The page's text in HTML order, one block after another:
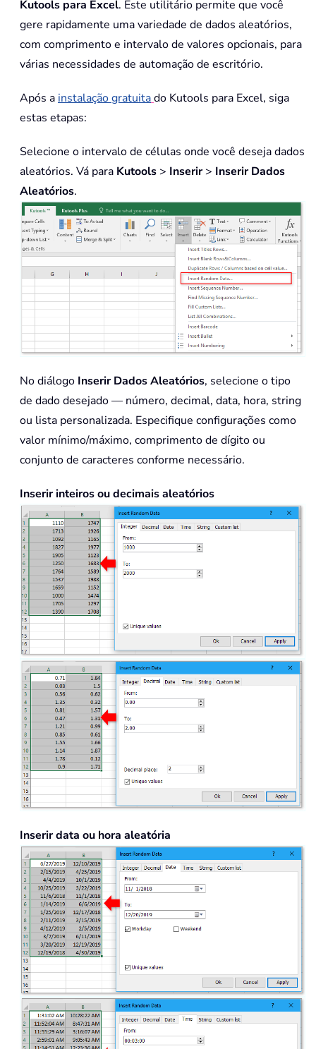
Kutools para Excel. Este utilitário permite que você
gere rapidamente uma variedade de dados aleatórios,
com comprimento e intervalo de valores opcionais, para
várias necessidades de automação de escritório.
Após a instalação gratuitado Kutools para Excel, siga
estas etapas:
Selecione o intervalo de células onde você deseja dados
aleatórios. Vá para Kutools > Inserir> Inserir Dados
Aleatórios.
No diálogo Inserir Dados Aleatórios, selecione o tipo
de dado desejado — número, decimal, data, hora, string
ou lista personalizada. Especifique configurações como
valor mínimo/máximo, comprimento de dígito ou
conjunto de caracteres conforme necessário.
Inserir inteiros ou decimais aleatórios
Inserir data ou hora aleatória